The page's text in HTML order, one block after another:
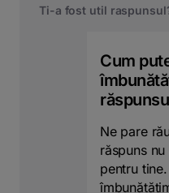
Ti-a fost util
Cum
Ne pare
răspuns
pentru